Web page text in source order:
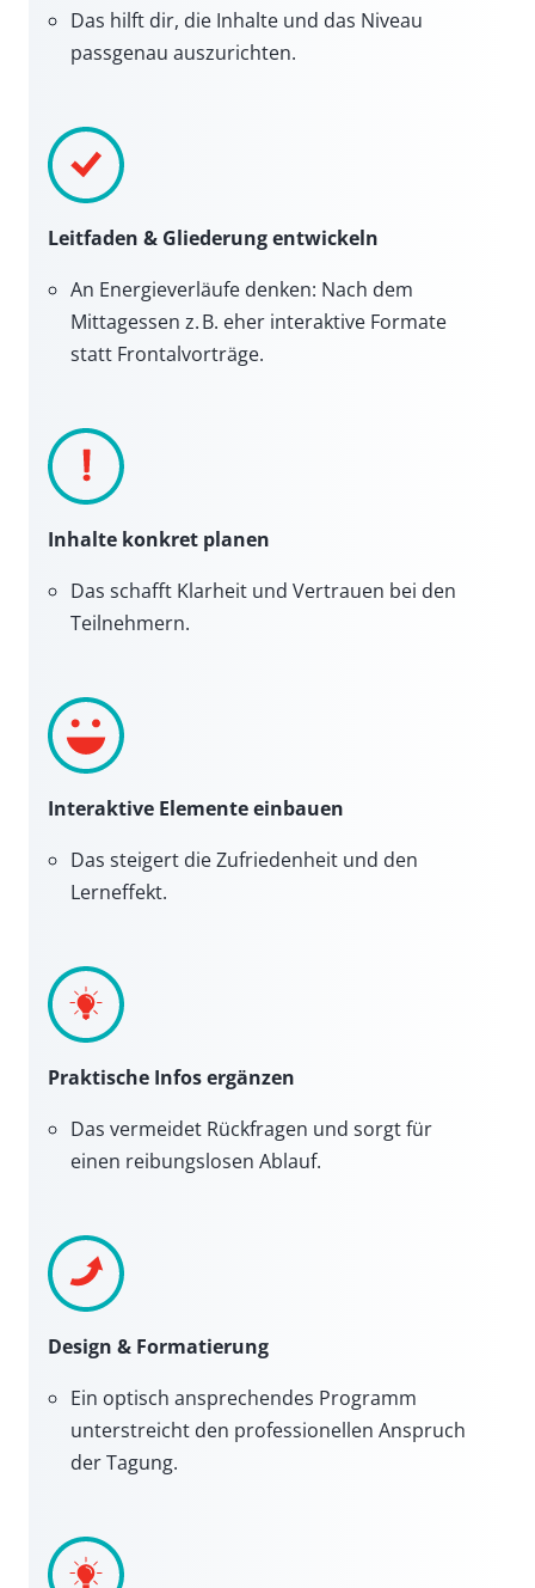
Das hilft dir, die Inhalte und das Niveau
passgenau auszurichten.
Leitfaden & Gliederung entwickeln
An Energieverläufe denken: Nach dem
Mittagessen z. B. eher interaktive Formate
statt Frontalvorträge.
Inhalte konkret planen
Das schafft Klarheit und Vertrauen bei den
Teilnehmern.
Interaktive Elemente einbauen
Das steigert die Zufriedenheit und den
Lerneffekt.
Praktische Infos ergänzen
Das vermeidet Rückfragen und sorgt für
einen reibungslosen Ablauf.
Design & Formatierung
Ein optisch ansprechendes Programm
unterstreicht den professionellen Anspruch
der Tagung.